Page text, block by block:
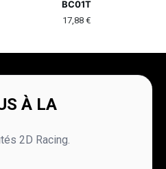
BC01T
17,88 €
À LA
2D Racing.